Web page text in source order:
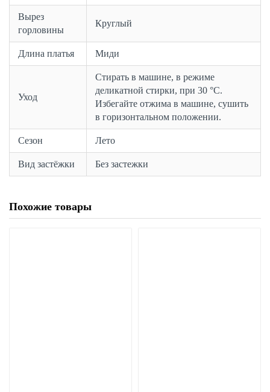
Вырез
горловины
Круглый
Длина платья Миди
Уход
Стирать в машине, в режиме
деликатной стирки, при 30 °C.
Избегайте отжима в машине, сушить
в горизонтальном положении.
Сезон Лето
Вид застёжки Без застежки
Похожие товары